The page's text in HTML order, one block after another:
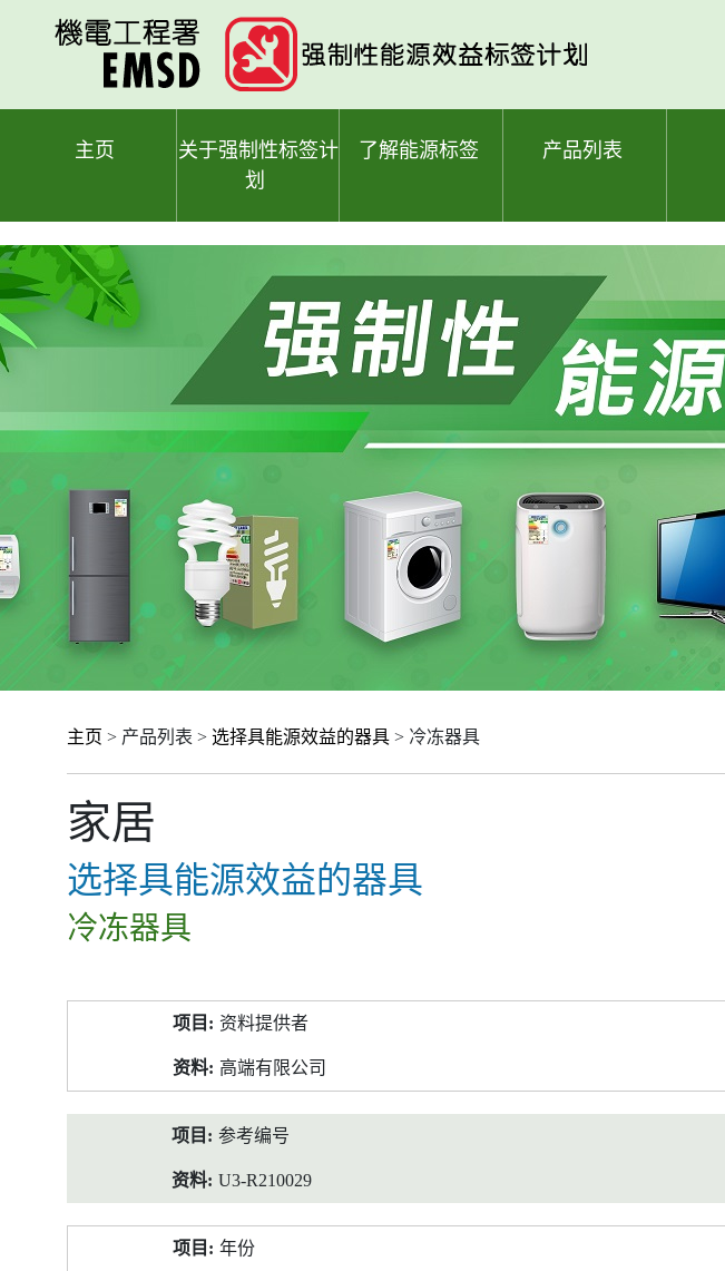
主页
关于强制性标签计
划
了解能源标签 产品列表
主页 > 产品列表 > 选择具能源效益的器具 > 冷冻器具
家居
选择具能源效益的器具
冷冻器具
料
资料提供者
高端有限公司
参考编号
U3-R210029
年份